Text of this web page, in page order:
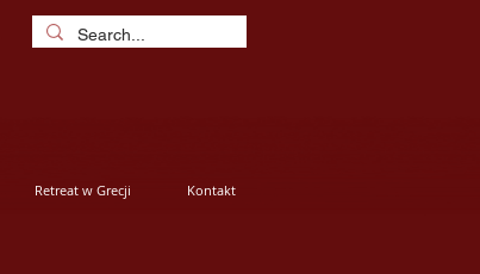
Retreat w Grecji Kontakt